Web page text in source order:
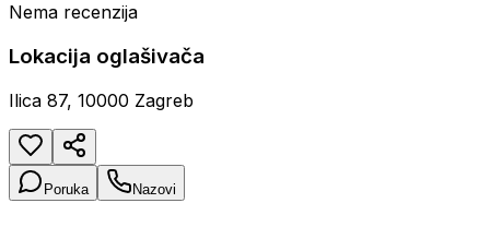
Nema recenzija
Lokacija oglašivača
Ilica 87, 10000 Zagreb
Poruka Nazovi